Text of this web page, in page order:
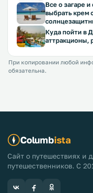
Все о загаре
выбрать крем
Куда пойти в
аттракционы,
При копировании любой
обязательна.
Columbista
Сайт о путешествиях и
путешественников. С